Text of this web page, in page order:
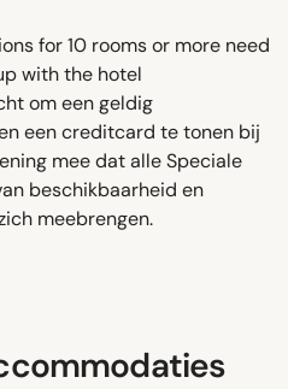
for 10 rooms or more need
with the hotel
om een ​​geldig
een creditcard te tonen bij
mee dat alle Speciale
beschikbaarheid en
meebrengen.